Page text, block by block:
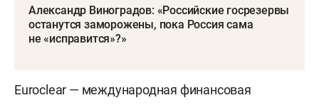
Александр Виноградов: «Российские госрезервы
останутся заморожены, пока Россия сама
не «исправится»?»
Euroclear — международная финансовая